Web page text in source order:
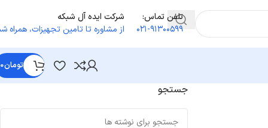
تلفن تماس:
۰۲۱-۹۱۳۰۰۵۹۹
شرکت ایده آل شبکه
از مشاوره تا تامین تجهیزات، همراه
تومان0
جستجو